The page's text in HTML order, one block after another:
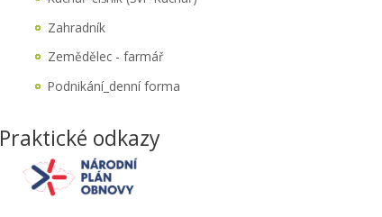
Zahradník
Zemědělec - farmář
Podnikání_denní forma
Praktické odkazy